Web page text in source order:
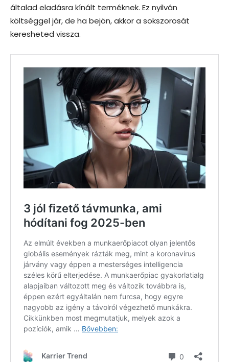
általad eladásra kínált terméknek. Ez nyilván
költséggel jár, de ha bejön, akkor a sokszorosát
keresheted vissza.